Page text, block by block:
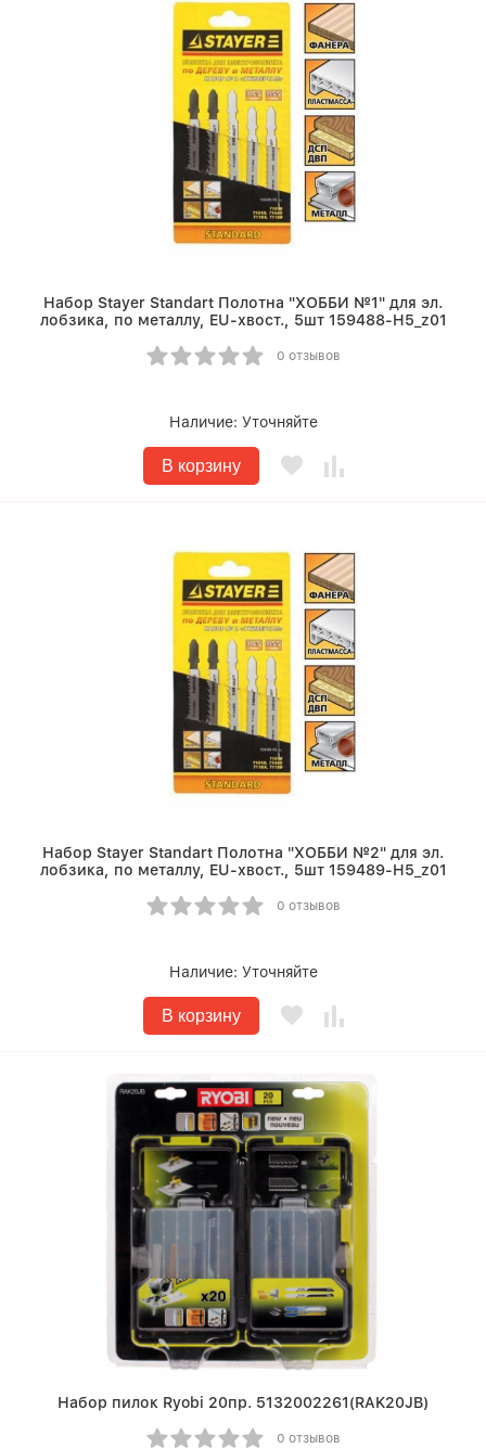
Набор Stayer Standart Полотна "ХОББИ №1" для эл.
лобзика, по металлу, EU-хвост., 5шт 159488-H5_z01
0 отзывов
Наличие: Уточняйте
В корзину
Набор Stayer Standart Полотна "ХОББИ №2" для эл.
лобзика, по металлу, EU-хвост., 5шт 159489-H5_z01
0 отзывов
Наличие: Уточняйте
В корзину
Набор пилок Ryobi 20пр. 5132002261(RAK20JB)
0 отзывов